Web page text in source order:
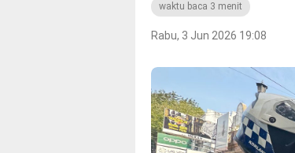
waktu baca 3 menit
Rabu, 3 Jun 2026 19:08